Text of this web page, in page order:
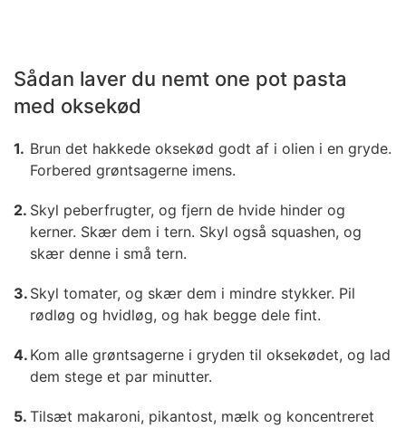
Sådan laver du nemt one pot pasta
med oksekød
Brun det hakkede oksekød godt af i olien i en gryde.
Forbered grøntsagerne imens.
Skyl peberfrugter, og fjern de hvide hinder og
kerner. Skær dem i tern. Skyl også squashen, og
skær denne i små tern.
Skyl tomater, og skær dem i mindre stykker. Pil
rødløg og hvidløg, og hak begge dele fint.
Kom alle grøntsagerne i gryden til oksekødet, og lad
dem stege et par minutter.
Tilsæt makaroni, pikantost, mælk og koncentreret